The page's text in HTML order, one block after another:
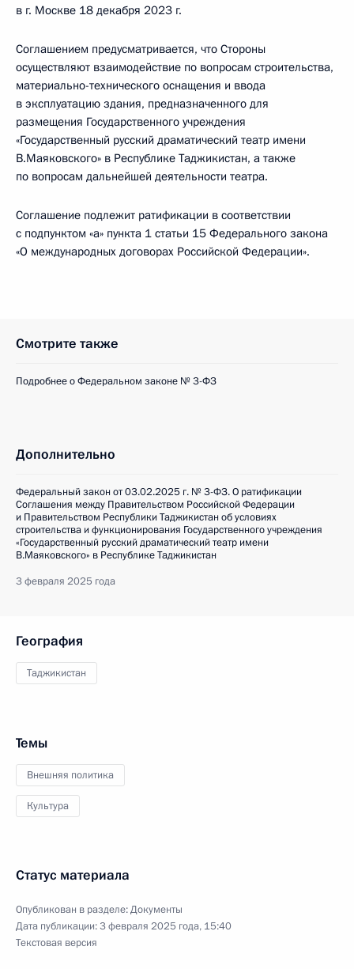
в г. Москве 18 декабря 2023 г.
Соглашением предусматривается, что Стороны
осуществляют взаимодействие по вопросам строительства,
материально-технического оснащения и ввода
в эксплуатацию здания, предназначенного для
размещения Государственного учреждения
«Государственный русский драматический театр имени
В.Маяковского» в Республике Таджикистан, а также
по вопросам дальнейшей деятельности театра.
Соглашение подлежит ратификации в соответствии
с подпунктом «а» пункта 1 статьи 15 Федерального закона
«О международных договорах Российской Федерации».
Смотрите также
Подробнее о Федеральном законе № 3-ФЗ
Дополнительно
Федеральный закон от 03.02.2025 г. № 3-ФЗ. О ратификации
Соглашения между Правительством Российской Федерации
и Правительством Республики Таджикистан об условиях
строительства и функционирования Государственного учреждения
«Государственный русский драматический театр имени
В.Маяковского» в Республике Таджикистан
3 февраля 2025 года
География
Таджикистан
Темы
Внешняя политика
Культура
Статус материала
Опубликован в разделе:Документы
Дата публикации:3 февраля 2025 года, 15:40
Текстовая версия